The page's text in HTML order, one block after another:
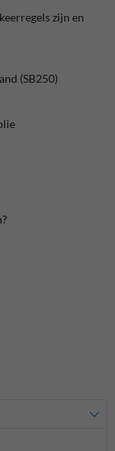
zijn en
(SB250)